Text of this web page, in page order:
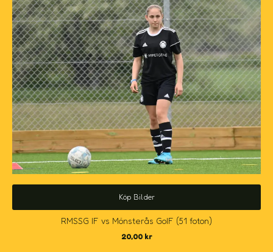
Köp Bilder
RMSSG IF vs Mönsterås GoIF (51 foton)
20,00 kr